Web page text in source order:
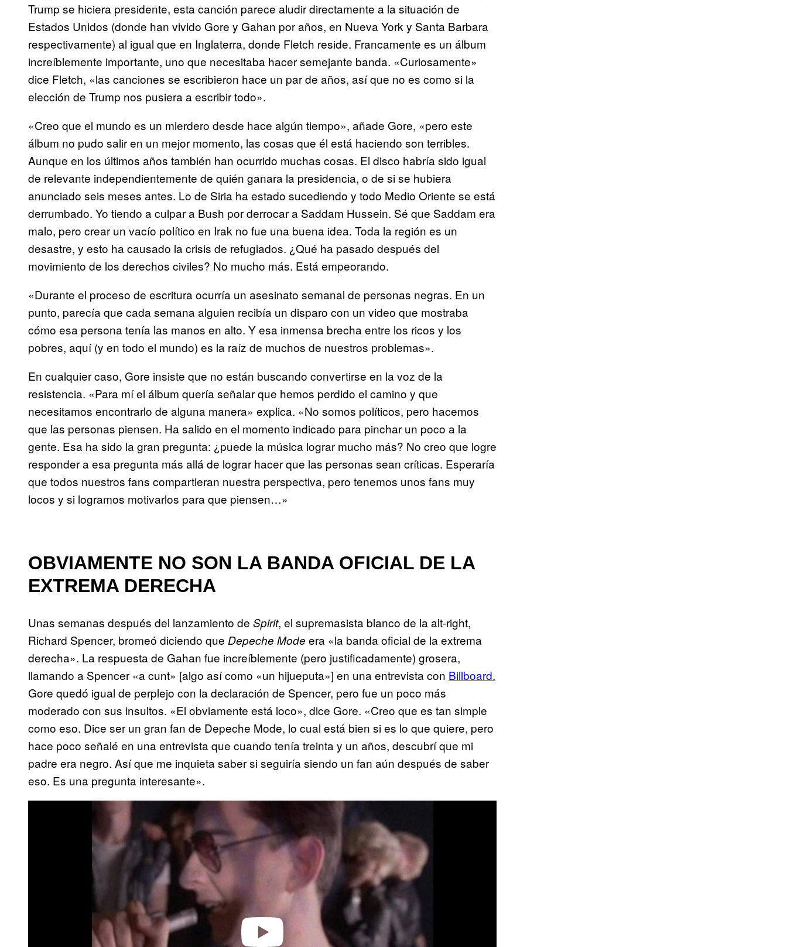
Trump se hiciera presidente, esta canción parece aludir directamente a la situación de
Estados Unidos (donde han vivido Gore y Gahan por años, en Nueva York y Santa Barbara
respectivamente) al igual que en Inglaterra, donde Fletch reside. Francamente es un álbum
increíblemente importante, uno que necesitaba hacer semejante banda. «Curiosamente»
dice Fletch, «las canciones se escribieron hace un par de años, así que no es como si la
elección de Trump nos pusiera a escribir todo».
«Creo que el mundo es un mierdero desde hace algún tiempo», añade Gore, «pero este
álbum no pudo salir en un mejor momento, las cosas que él está haciendo son terribles.
Aunque en los últimos años también han ocurrido muchas cosas. El disco habría sido igual
de relevante independientemente de quién ganara la presidencia, o de si se hubiera
anunciado seis meses antes. Lo de Siria ha estado sucediendo y todo Medio Oriente se está
derrumbado. Yo tiendo a culpar a Bush por derrocar a Saddam Hussein. Sé que Saddam era
malo, pero crear un vacío político en Irak no fue una buena idea. Toda la región es un
desastre, y esto ha causado la crisis de refugiados. ¿Qué ha pasado después del
movimiento de los derechos civiles? No mucho más. Está empeorando.
«Durante el proceso de escritura ocurría un asesinato semanal de personas negras. En un
punto, parecía que cada semana alguien recibía un disparo con un video que mostraba
cómo esa persona tenía las manos en alto. Y esa inmensa brecha entre los ricos y los
pobres, aquí (y en todo el mundo) es la raíz de muchos de nuestros problemas».
En cualquier caso, Gore insiste que no están buscando convertirse en la voz de la
resistencia. «Para mí el álbum quería señalar que hemos perdido el camino y que
necesitamos encontrarlo de alguna manera» explica. «No somos políticos, pero hacemos
que las personas piensen. Ha salido en el momento indicado para pinchar un poco a la
gente. Esa ha sido la gran pregunta: ¿puede la música lograr mucho más? No creo que logre
responder a esa pregunta más allá de lograr hacer que las personas sean críticas. Esperaría
que todos nuestros fans compartieran nuestra perspectiva, pero tenemos unos fans muy
locos y si logramos motivarlos para que piensen…»
OBVIAMENTE NO SON LA BANDA OFICIAL DE LA
EXTREMA DERECHA
Unas semanas después del lanzamiento de Spirit, el supremasista blanco de la alt-right,
Richard Spencer, bromeó diciendo que Depeche Mode era «la banda oficial de la extrema
derecha». La respuesta de Gahan fue increíblemente (pero justificadamente) grosera,
llamando a Spencer «a cunt» [algo así como «un hijueputa»] en una entrevista con Billboard.
Gore quedó igual de perplejo con la declaración de Spencer, pero fue un poco más
moderado con sus insultos. «El obviamente está loco», dice Gore. «Creo que es tan simple
como eso. Dice ser un gran fan de Depeche Mode, lo cual está bien si es lo que quiere, pero
hace poco señalé en una entrevista que cuando tenía treinta y un años, descubrí que mi
padre era negro. Así que me inquieta saber si seguiría siendo un fan aún después de saber
eso. Es una pregunta interesante».